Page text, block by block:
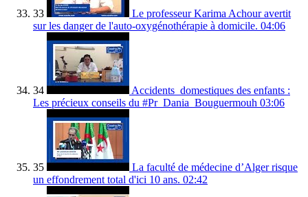
33
Le professeur Karima Achour avertit
sur les danger de l'auto-oxygénothérapie à domicile. 04:06
34
Accidents_domestiques des enfants :
Les précieux conseils du #Pr_Dania_Bouguermouh 03:06
35
La faculté de médecine d’Alger risque
un effondrement total d'ici 10 ans. 02:42